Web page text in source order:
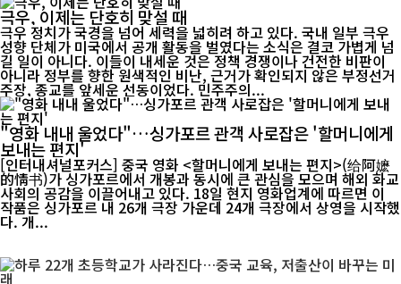
극우, 이제는 단호히 맞설 때
극우 정치가 국경을 넘어 세력을 넓히려 하고 있다. 국내 일부 극우
성향 단체가 미국에서 공개 활동을 벌였다는 소식은 결코 가볍게 넘
길 일이 아니다. 이들이 내세운 것은 정책 경쟁이나 건전한 비판이
아니라 정부를 향한 원색적인 비난, 근거가 확인되지 않은 부정선거
주장, 종교를 앞세운 선동이었다. 민주주의...
"영화 내내 울었다"…싱가포르 관객 사로잡은 '할머니에게
보내는 편지'
[인터내셔널포커스] 중국 영화 <할머니에게 보내는 편지>(给阿嬷
的情书)가 싱가포르에서 개봉과 동시에 큰 관심을 모으며 해외 화교
사회의 공감을 이끌어내고 있다. 18일 현지 영화업계에 따르면 이
작품은 싱가포르 내 26개 극장 가운데 24개 극장에서 상영을 시작했
다. 개...